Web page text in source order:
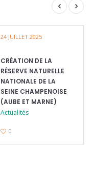
24 JUILLET 2025
CRÉATION DE LA
RÉSERVE NATURELLE
NATIONALE DE LA
SEINE CHAMPENOISE
(AUBE ET MARNE)
Actualités
0